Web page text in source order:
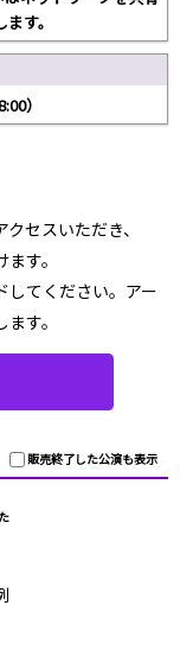
す。
）
セスいただき、
す。
してください。アー
す。
販売終了した公演も表示